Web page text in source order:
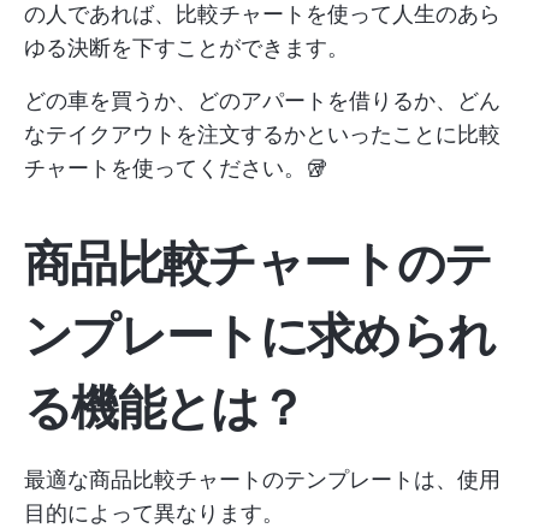
の人であれば、比較チャートを使って人生のあら
ゆる決断を下すことができます。
どの車を買うか、どのアパートを借りるか、どん
なテイクアウトを注文するかといったことに比較
チャートを使ってください。🥡
商品比較チャートのテ
ンプレートに求められ
る機能とは？
最適な商品比較チャートのテンプレートは、使用
目的によって異なります。